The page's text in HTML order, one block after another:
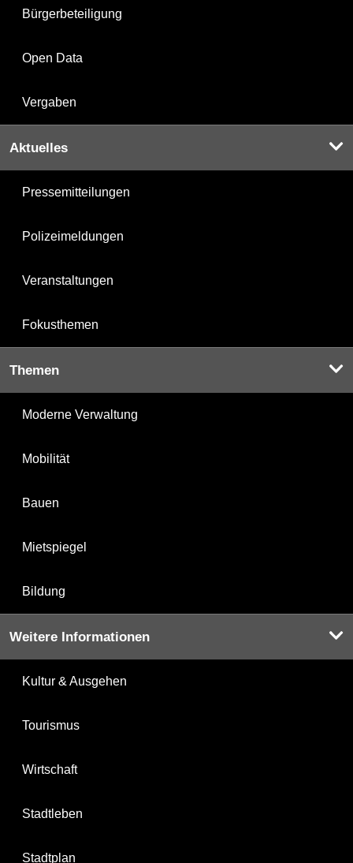
Bürgerbeteiligung
Open Data
Vergaben
Aktuelles
Pressemitteilungen
Polizeimeldungen
Veranstaltungen
Fokusthemen
Themen
Moderne Verwaltung
Mobilität
Bauen
Mietspiegel
Bildung
Weitere Informationen
Kultur & Ausgehen
Tourismus
Wirtschaft
Stadtleben
Stadtplan